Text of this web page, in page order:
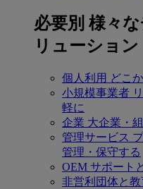
必要別 様々
リューション
個人利用 どこ
小規模事業者
軽に
企業 大企業・
管理サービス
管理・保守する
OEM サポート
非営利団体と教